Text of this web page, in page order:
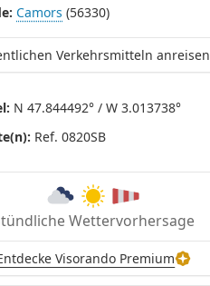
Camors (56330)
Verkehrsmitteln anreisen
N 47.844492° / W 3.013738°
Ref. 0820SB
Wettervorhersage
Visorando Premium